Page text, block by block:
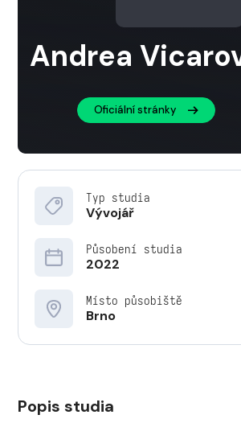
Andrea
Oficiální stránky
Typ studia
Vývojář
Působení studia
2022
Místo působiště
Brno
Popis studia